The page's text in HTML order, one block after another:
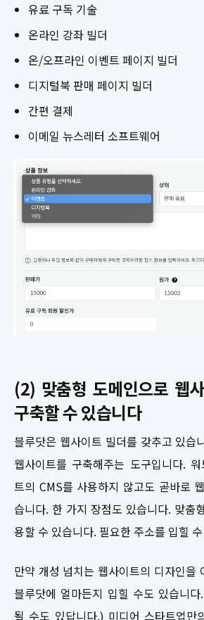
유료 구독 기술
온라인 강좌 빌더
온/오프라인 이벤트 페이지 빌더
디지털북 판매 페이지 빌더
간편 결제
이메일 뉴스레터 소프트웨어
(2) 맞춤형 도메인으로 웹
구축할 수 있습니다
블루닷은 웹사이트 빌더를 갖추고 있습
웹사이트를 구축해주는 도구입니다.
트의 CMS를 사용하지 않고도 곧바로
습니다. 한 가지 장점도 있습니다. 맞춤
용할 수 있습니다. 필요한 주소를 입힐
만약 개성 넘치는 웹사이트의 디자인을
블루닷에 얼마든지 입힐 수도 있습니
될 수도 있답니다.) 미디어 스타트업만